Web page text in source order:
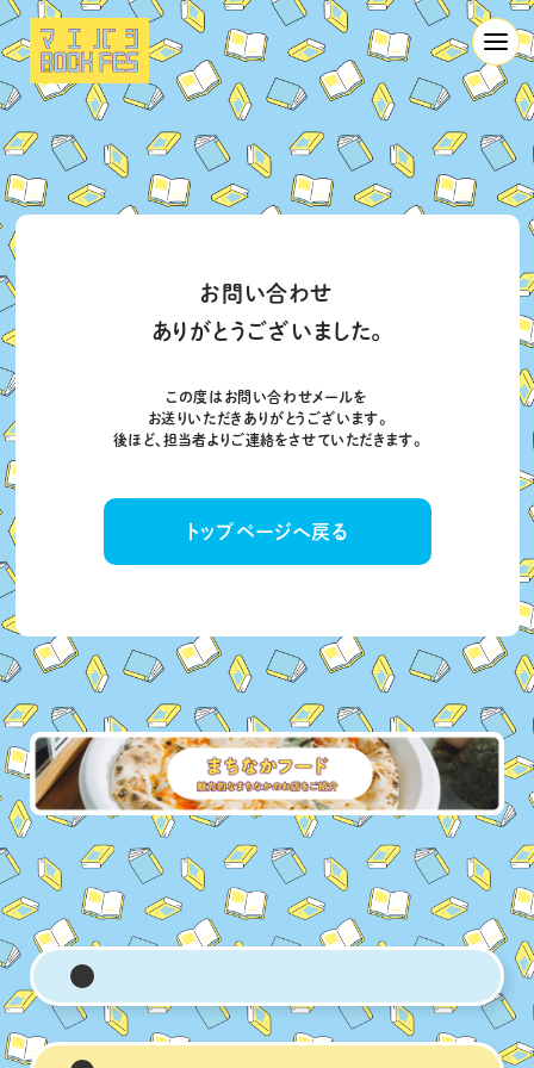
お問い合わせ
ありがとうございました。
この度はお問い合わせメールを
お送りいただきありがとうございます。
後ほど、担当者よりご連絡をさせていただきます。
トップページへ戻る